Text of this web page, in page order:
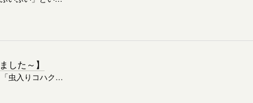
した～】
虫入りコハク…